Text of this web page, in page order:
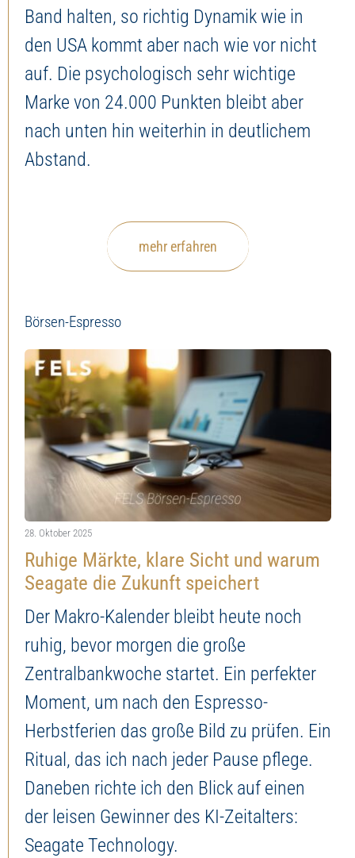
Band halten, so richtig Dynamik wie in
den USA kommt aber nach wie vor nicht
auf. Die psychologisch sehr wichtige
Marke von 24.000 Punkten bleibt aber
nach unten hin weiterhin in deutlichem
Abstand.
mehr erfahren
Börsen-Espresso
28. Oktober 2025
Ruhige Märkte, klare Sicht und warum
Seagate die Zukunft speichert
Der Makro-Kalender bleibt heute noch
ruhig, bevor morgen die große
Zentralbankwoche startet. Ein perfekter
Moment, um nach den Espresso-
Herbstferien das große Bild zu prüfen. Ein
Ritual, das ich nach jeder Pause pflege.
Daneben richte ich den Blick auf einen
der leisen Gewinner des KI-Zeitalters:
Seagate Technology.